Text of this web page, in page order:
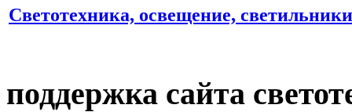
Светотехника, освещение, светильники
поддержка сайта